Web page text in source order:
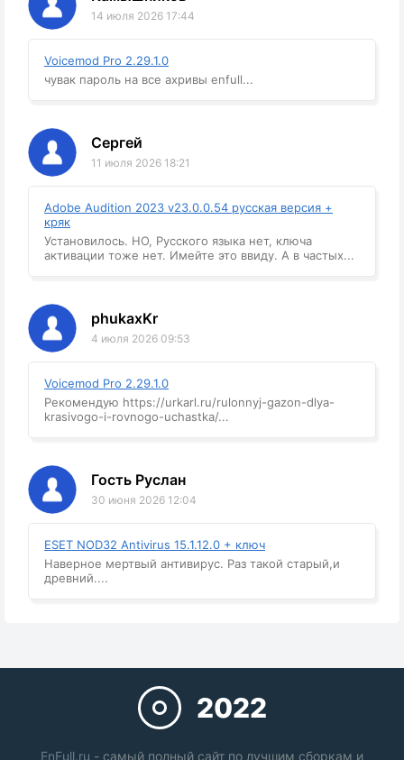
14 июля 2026 17:44
Voicemod Pro 2.29.1.0
чувак пароль на все ахривы enfull...
Сергей
11 июля 2026 18:21
Adobe Audition 2023 v23.0.0.54 русская версия +
кряк
Установилось. НО, Русского языка нет, ключа
активации тоже нет. Имейте это ввиду. А в частых...
phukaxKr
4 июля 2026 09:53
Voicemod Pro 2.29.1.0
Рекомендую https://urkarl.ru/rulonnyj-gazon-dlya-
krasivogo-i-rovnogo-uchastka/...
Гость Руслан
30 июня 2026 12:04
ESET NOD32 Antivirus 15.1.12.0 + ключ
Наверное мертвый антивирус. Раз такой старый,и
древний....
2022
EnFull.ru - самый полный сайт по лучшим сборкам и